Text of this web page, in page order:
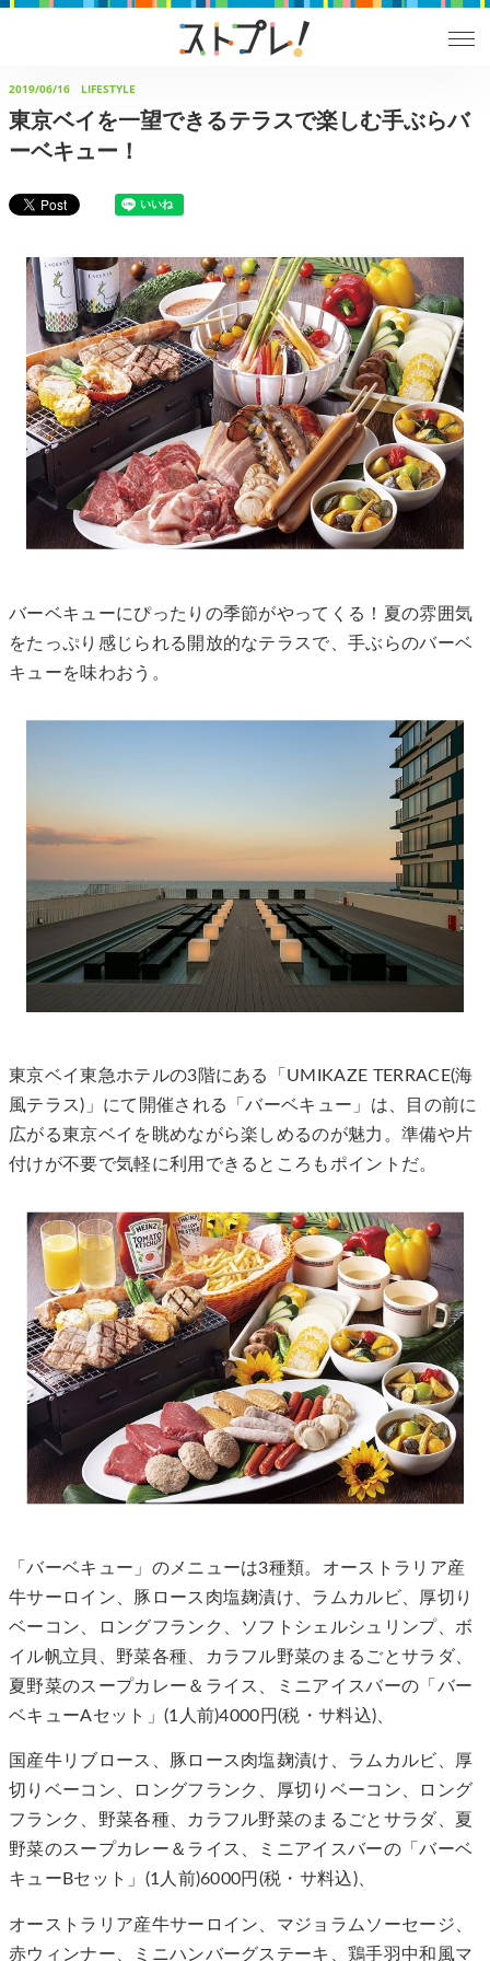
2019/06/16 LIFESTYLE
東京ベイを一望できるテラスで楽しむ手ぶらバ
ーベキュー！
バーベキューにぴったりの季節がやってくる！夏の雰囲気
をたっぷり感じられる開放的なテラスで、手ぶらのバーベ
キューを味わおう。
東京ベイ東急ホテルの3階にある「UMIKAZE TERRACE(海
風テラス)」にて開催される「バーベキュー」は、目の前に
広がる東京ベイを眺めながら楽しめるのが魅力。準備や片
付けが不要で気軽に利用できるところもポイントだ。
「バーベキュー」のメニューは3種類。オーストラリア産
牛サーロイン、豚ロース肉塩麹漬け、ラムカルビ、厚切り
ベーコン、ロングフランク、ソフトシェルシュリンプ、ボ
イル帆立貝、野菜各種、カラフル野菜のまるごとサラダ、
夏野菜のスープカレー＆ライス、ミニアイスバーの「バー
ベキューAセット」(1人前)4000円(税・サ料込)、
国産牛リブロース、豚ロース肉塩麹漬け、ラムカルビ、厚
切りベーコン、ロングフランク、厚切りベーコン、ロング
フランク、野菜各種、カラフル野菜のまるごとサラダ、夏
野菜のスープカレー＆ライス、ミニアイスバーの「バーベ
キューBセット」(1人前)6000円(税・サ料込)、
オーストラリア産牛サーロイン、マジョラムソーセージ、
赤ウィンナー、ミニハンバーグステーキ、鶏手羽中和風マ